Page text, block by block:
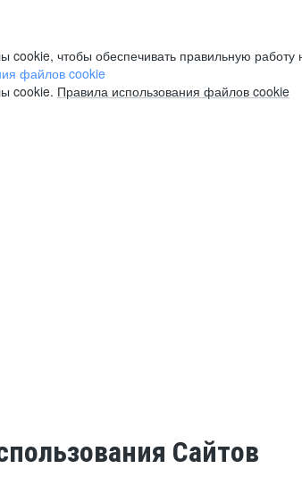
чтобы обеспечивать правильную работу
файлов cookie
cookie. Правила использования файлов cookie
Сайтов